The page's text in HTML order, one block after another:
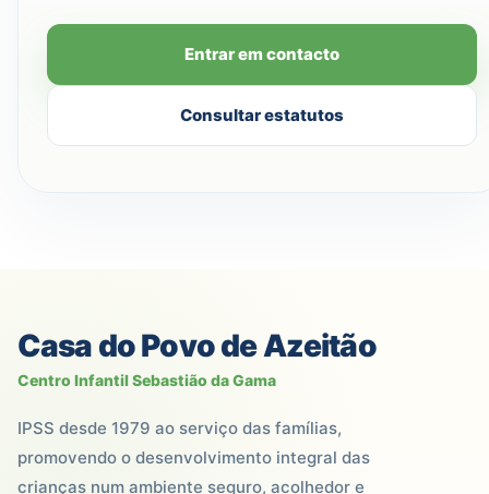
Entrar em contacto
Consultar estatutos
Casa do Povo de Azeitão
Centro Infantil Sebastião da Gama
IPSS desde 1979 ao serviço das famílias,
promovendo o desenvolvimento integral das
crianças num ambiente seguro, acolhedor e